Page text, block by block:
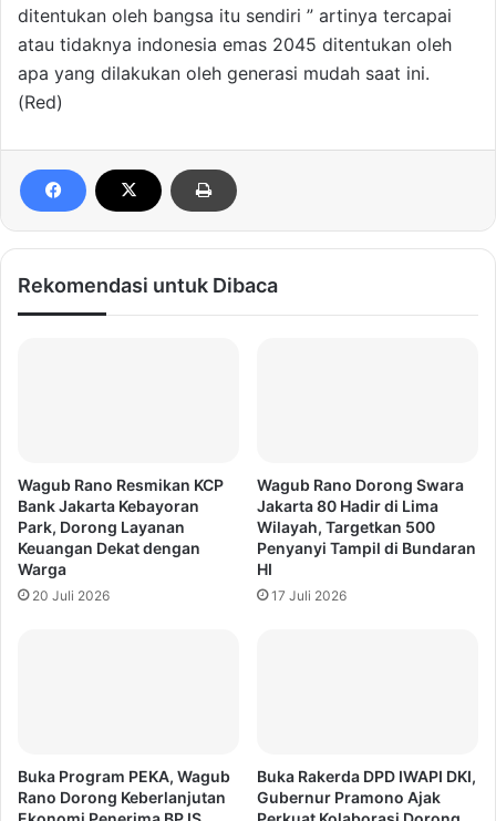
ditentukan oleh bangsa itu sendiri ” artinya tercapai
atau tidaknya indonesia emas 2045 ditentukan oleh
apa yang dilakukan oleh generasi mudah saat ini.
(Red)
Rekomendasi untuk Dibaca
Wagub Rano Resmikan KCP
Bank Jakarta Kebayoran
Park, Dorong Layanan
Keuangan Dekat dengan
Warga
20 Juli 2026
Wagub Rano Dorong Swara
Jakarta 80 Hadir di Lima
Wilayah, Targetkan 500
Penyanyi Tampil di Bundaran
HI
17 Juli 2026
Buka Program PEKA, Wagub
Rano Dorong Keberlanjutan
Buka Rakerda DPD IWAPI DKI,
Gubernur Pramono Ajak